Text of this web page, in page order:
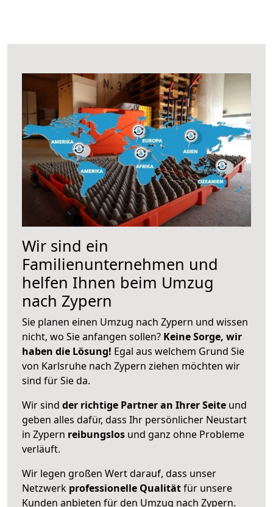
Wir sind ein
Familienunternehmen und
helfen Ihnen beim Umzug
nach Zypern
Sie planen einen Umzug nach Zypern und wissen
nicht, wo Sie anfangen sollen? Keine Sorge, wir
haben die Lösung! Egal aus welchem Grund Sie
von Karlsruhe nach Zypern ziehen möchten wir
sind für Sie da.
Wir sind der richtige Partner an Ihrer Seite und
geben alles dafür, dass Ihr persönlicher Neustart
in Zypern reibungslos und ganz ohne Probleme
verläuft.
Wir legen großen Wert darauf, dass unser
Netzwerk professionelle Qualitätfür unsere
Kunden anbieten für den Umzug nach Zypern.